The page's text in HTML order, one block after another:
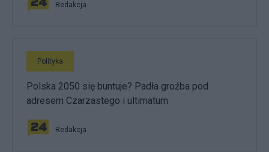
Redakcja
Polityka
Polska 2050 się buntuje? Padła groźba pod
adresem Czarzastego i ultimatum
Redakcja